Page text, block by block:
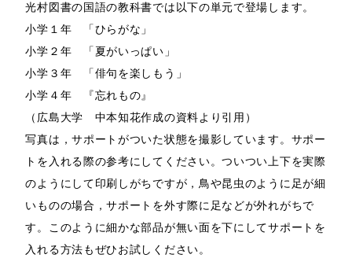
光村図書の国語の教科書では以下の単元で登場します。
小学１年 「ひらがな」
小学２年 「夏がいっぱい」
小学３年 「俳句を楽しもう」
小学４年 『忘れもの』
（広島大学 中本知花作成の資料より引用）
写真は，サポートがついた状態を撮影しています。サポー
トを入れる際の参考にしてください。ついつい上下を実際
のようにして印刷しがちですが，鳥や昆虫のように足が細
いものの場合，サポートを外す際に足などが外れがちで
す。このように細かな部品が無い面を下にしてサポートを
入れる方法もぜひお試しください。